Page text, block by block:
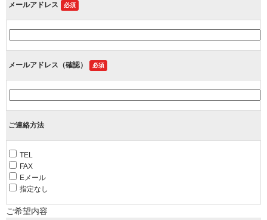
メールアドレス 必須
メールアドレス（確認） 必須
ご連絡方法
TEL
FAX
Eメール
指定なし
ご希望内容